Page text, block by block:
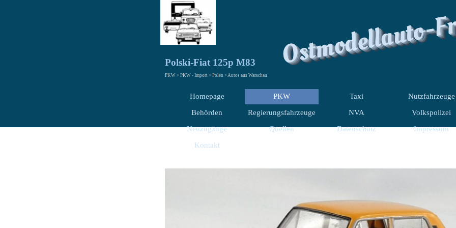
Ostmodellauto-
Polski-Fiat 125p M83
PKW > PKW - Import > Polen > Autos aus Warschau
Homepage PKW Taxi
Nutzfahrzeuge
Behörden
Regierungsfahrzeuge NVA
Volkspolizei
Neuzugänge
Quellen Datenschutz
Impressum
Kontakt